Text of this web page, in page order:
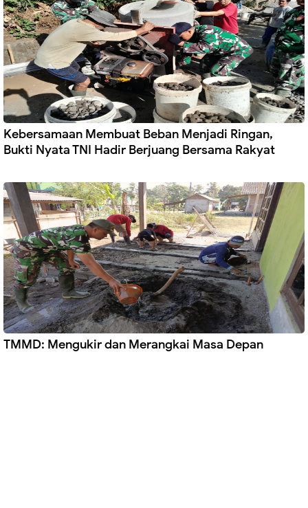
Kebersamaan Membuat Beban Menjadi Ringan,
Bukti Nyata TNI Hadir Berjuang Bersama Rakyat
TMMD: Mengukir dan Merangkai Masa Depan